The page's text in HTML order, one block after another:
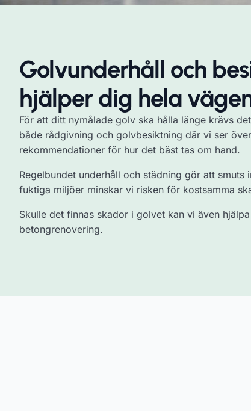
Golvunderhåll och
hjälper dig hela
För att ditt nymålade golv ska hålla länge krävs
både rådgivning och golvbesiktning där vi ser
rekommendationer för hur det bäst tas om hand.
Regelbundet underhåll och städning gör att
fuktiga miljöer minskar vi risken för kostsamma
Skulle det finnas skador i golvet kan vi även
betongrenovering.